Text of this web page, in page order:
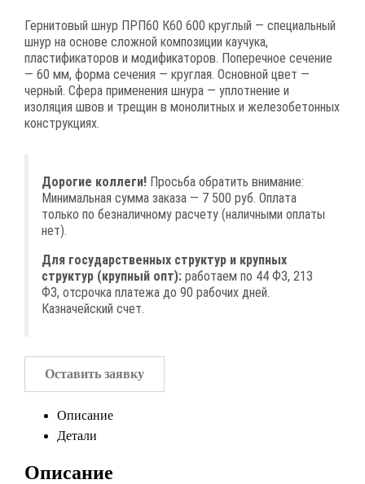
Гернитовый шнур ПРП60 К60 600 круглый — специальный
шнур на основе сложной композиции каучука,
пластификаторов и модификаторов. Поперечное сечение
— 60 мм, форма сечения — круглая. Основной цвет —
черный. Сфера применения шнура — уплотнение и
изоляция швов и трещин в монолитных и железобетонных
конструкциях.
Дорогие коллеги! Просьба обратить внимание:
Минимальная сумма заказа — 7 500 руб. Оплата
только по безналичному расчету (наличными оплаты
нет).
Для государственных структур и крупных
структур (крупный опт): работаем по 44 ФЗ, 213
ФЗ, отсрочка платежа до 90 рабочих дней.
Казначейский счет.
Оставить заявку
Описание
Детали
Описание